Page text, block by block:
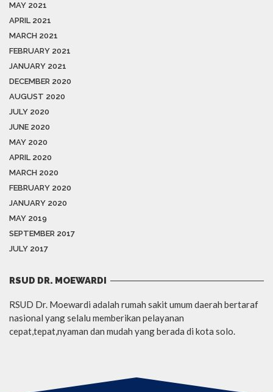
MAY 2021
APRIL 2021
MARCH 2021
FEBRUARY 2021
JANUARY 2021
DECEMBER 2020
AUGUST 2020
JULY 2020
JUNE 2020
MAY 2020
APRIL 2020
MARCH 2020
FEBRUARY 2020
JANUARY 2020
MAY 2019
SEPTEMBER 2017
JULY 2017
RSUD DR. MOEWARDI
RSUD Dr. Moewardi adalah rumah sakit umum daerah bertaraf
nasional yang selalu memberikan pelayanan
cepat,tepat,nyaman dan mudah yang berada di kota solo.